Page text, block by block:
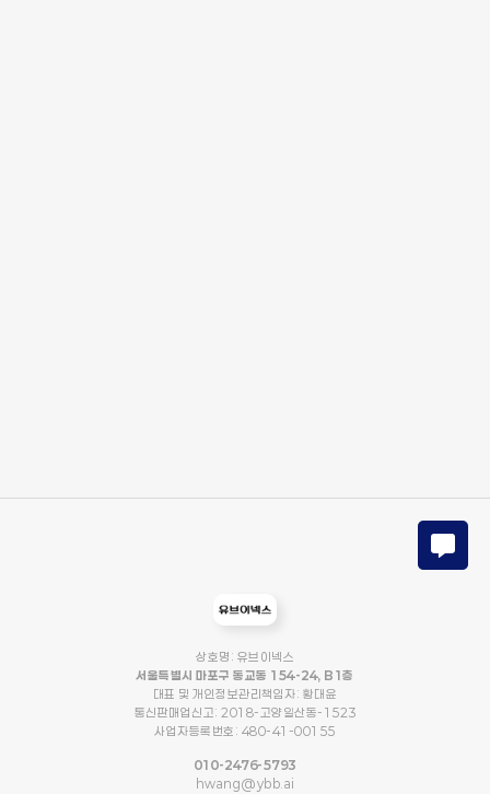
상호명: 유브이넥스
서울특별시 마포구 동교동 154-24, B1층
대표 및 개인정보관리책임자: 황대윤
통신판매업신고: 2018-고양일산동-1523
사업자등록번호: 480-41-00155
010-2476-5793
hwang@ybb.ai